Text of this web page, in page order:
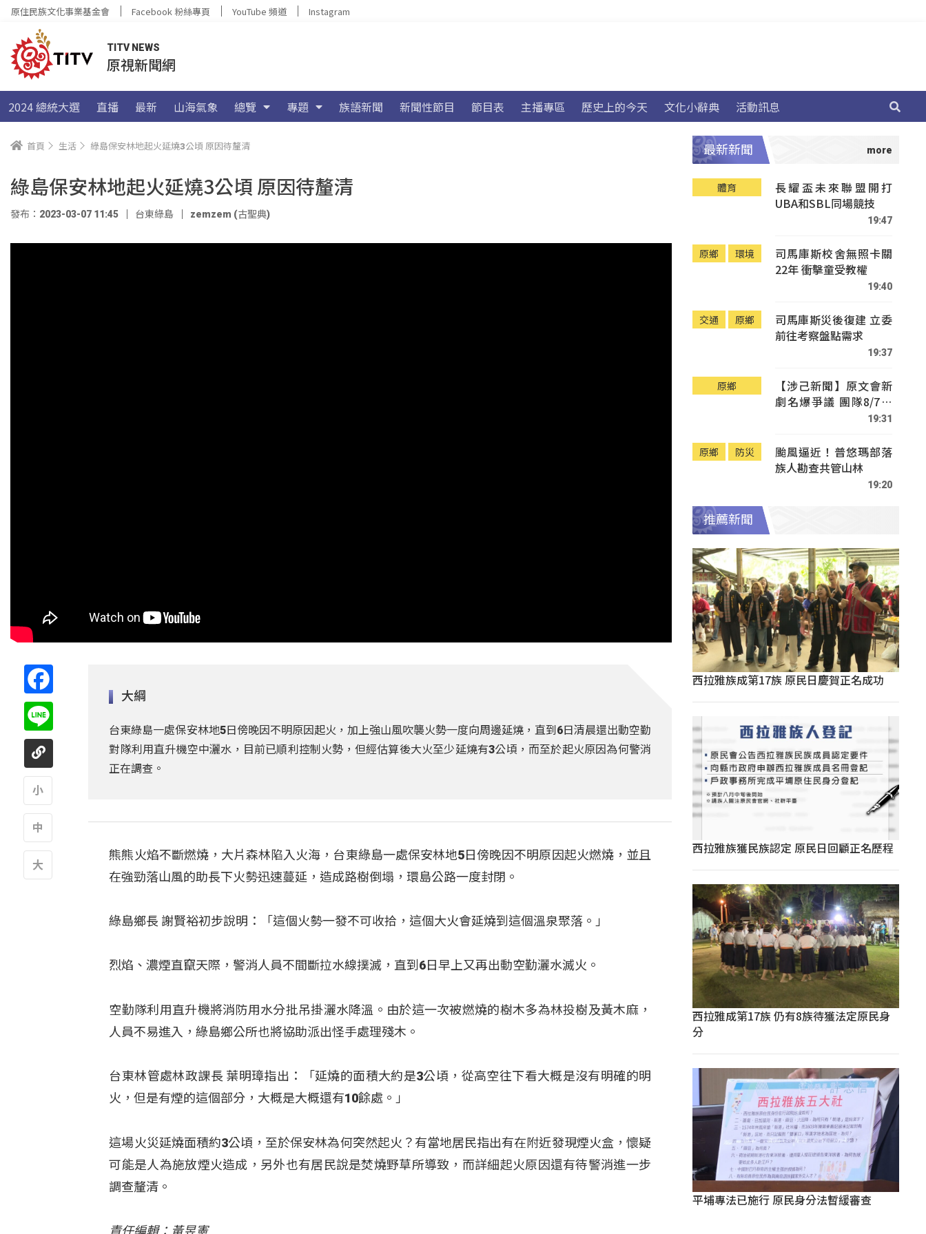
原住民族文化事業基金會 Facebook 粉絲專頁 YouTube 頻道 Instagram
TITV NEWS
原視新聞網
2024 總統大選 直播 最新 山海氣象 總覽 專題 族語新聞 新聞性節目 節目表 主播專區 歷史上的今天 文化小辭典 活動訊息
首頁 生活 綠島保安林地起火延燒3公頃 原因待釐清
綠島保安林地起火延燒3公頃 原因待釐清
發布：2023-03-07 11:45 台東綠島 zemzem (古聖典)
大綱
台東綠島一處保安林地5日傍晚因不明原因起火，加上強山風吹襲火勢一度向周邊延燒，直到6日清晨還出動空勤
對隊利用直升機空中灑水，目前已順利控制火勢，但經估算後大火至少延燒有3公頃，而至於起火原因為何警消
正在調查。
熊熊火焰不斷燃燒，大片森林陷入火海，台東綠島一處保安林地5日傍晚因不明原因起火燃燒，並且
在強勁落山風的助長下火勢迅速蔓延，造成路樹倒塌，環島公路一度封閉。
綠島鄉長 謝賢裕初步說明：「這個火勢一發不可收拾，這個大火會延燒到這個溫泉聚落。」
烈焰、濃煙直竄天際，警消人員不間斷拉水線撲滅，直到6日早上又再出動空勤灑水滅火。
空勤隊利用直升機將消防用水分批吊掛灑水降溫。由於這一次被燃燒的樹木多為林投樹及黃木麻，
人員不易進入，綠島鄉公所也將協助派出怪手處理殘木。
台東林管處林政課長 葉明璋指出：「延燒的面積大約是3公頃，從高空往下看大概是沒有明確的明
火，但是有煙的這個部分，大概是大概還有10餘處。」
這場火災延燒面積約3公頃，至於保安林為何突然起火？有當地居民指出有在附近發現煙火盒，懷疑
可能是人為施放煙火造成，另外也有居民說是焚燒野草所導致，而詳細起火原因還有待警消進一步
調查釐清。
責任編輯：黃昱憲
最新新聞
體育
長耀盃未來聯盟開打
UBA和SBL同場競技
19:47
原鄉 環境
司馬庫斯校舍無照卡關
22年 衝擊童受教權
19:40
交通 原鄉
司馬庫斯災後復建 立委
前往考察盤點需求
19:37
原鄉
【涉己新聞】原文會新
劇名爆爭議 團隊8/7赴
19:31
原鄉 防災
颱風逼近！普悠瑪部落
族人勘查共管山林
19:20
推薦新聞
西拉雅族成第17族 原民日慶賀正名成功
西拉雅族獲民族認定 原民日回顧正名歷程
西拉雅成第17族 仍有8族待獲法定原民身
分
平埔專法已施行 原民身分法暫緩審查